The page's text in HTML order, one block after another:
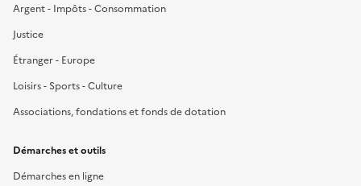
Argent - Impôts - Consommation
Justice
Étranger - Europe
Loisirs - Sports - Culture
Associations, fondations et fonds de dotation
Démarches et outils
Démarches en ligne